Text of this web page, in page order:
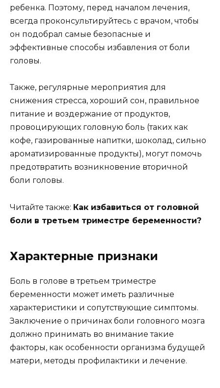
ребенка. Поэтому, перед началом лечения,
всегда проконсультируйтесь с врачом, чтобы
он подобрал самые безопасные и
эффективные способы избавления от боли
головы.
Также, регулярные мероприятия для
снижения стресса, хороший сон, правильное
питание и воздержание от продуктов,
провоцирующих головную боль (таких как
кофе, газированные напитки, шоколад, сильно
ароматизированные продукты), могут помочь
предотвратить возникновение вторичной
боли головы.
Читайте также: Как избавиться от головной
боли в третьем триместре беременности?
Характерные признаки
Боль в голове в третьем триместре
беременности может иметь различные
характеристики и сопутствующие симптомы.
Заключение о причинах боли головного мозга
должно принимать во внимание такие
факторы, как особенности организма будущей
матери, методы профилактики и лечение.